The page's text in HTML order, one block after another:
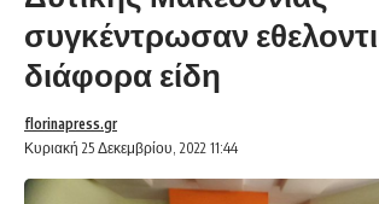
συγκέντρωσαν
διάφορα είδη
Κυριακή 25 Δεκεμβρίου, 2022 11:44
florinapress.gr